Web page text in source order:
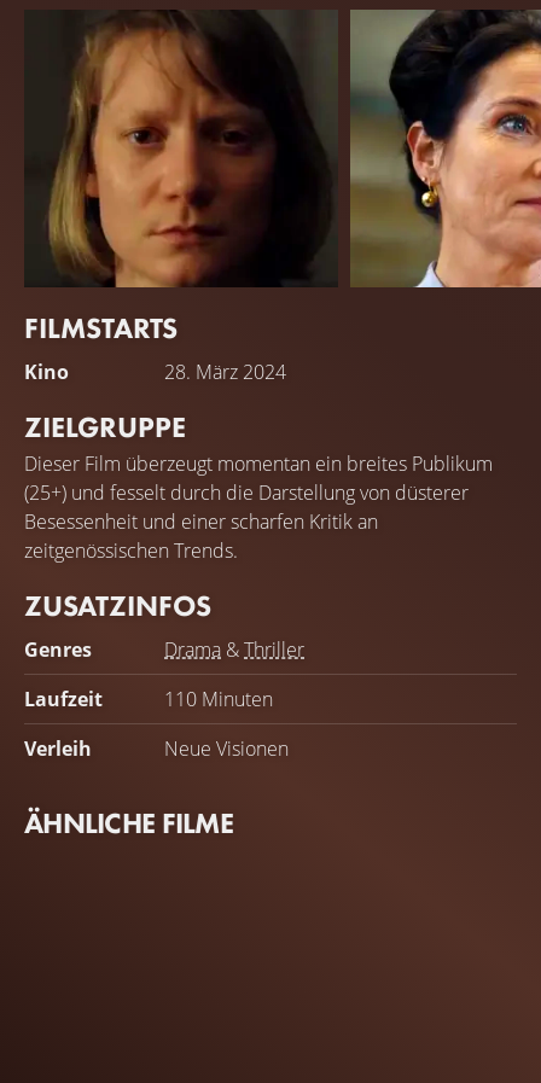
Mia Wasikowska
Miss Novak
FILMSTARTS
Kino 28. März 2024
ZIELGRUPPE
Dieser Film überzeugt momentan ein breites Publikum
(25+) und fesselt durch die Darstellung von düsterer
Besessenheit und einer scharfen Kritik an
zeitgenössischen Trends.
ZUSATZINFOS
Genres Drama &Thriller
Laufzeit
110 Minuten
Verleih
Neue Visionen
ÄHNLICHE FILME